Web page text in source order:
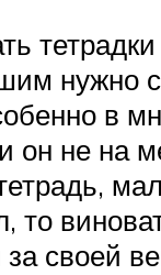
нужно
в
он не на
то
за своей